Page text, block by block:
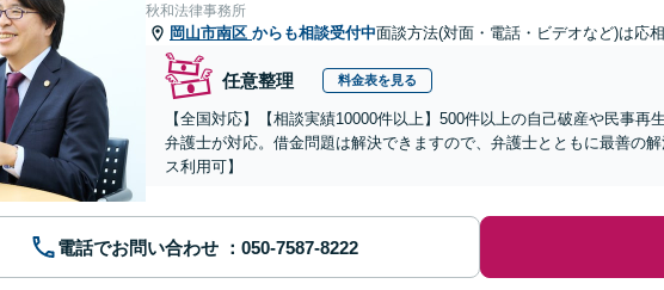
秋和法律事務所
岡山市南区 からも相談受付中面談方法(対面・電話・ビデオなど)は応
任意整理 料金表を見る
【全国対応】【相談実績10000件以上】500件以上の自己破産や民事
弁護士が対応。借金問題は解決できますので、弁護士とともに最善の
ス利用可】
電話でお問い合わせ